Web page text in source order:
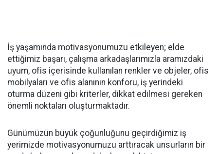
İş yaşamında motivasyonumuzu etkileyen; elde
ettiğimiz başarı, çalışma arkadaşlarımızla aramızdaki
uyum, ofis içerisinde kullanılan renkler ve objeler, ofis
mobilyaları ve ofis alanının konforu, iş yerindeki
oturma düzeni gibi kriterler, dikkat edilmesi gereken
önemli noktaları oluşturmaktadır.
Günümüzün büyük çoğunluğunu geçirdiğimiz iş
yerimizde motivasyonumuzu arttıracak unsurların bir